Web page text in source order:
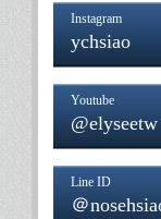
Instagram
ychsiao
Youtube
@elyseetw
Line ID
＠